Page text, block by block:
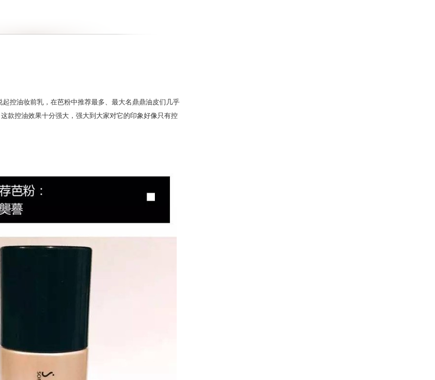
控油妆前乳，在芭粉中推荐最多、最大名鼎鼎油皮们几乎
这款控油效果十分强大，强大到大家对它的印象好像只有控